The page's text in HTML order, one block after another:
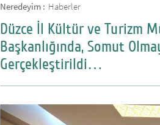
Neredeyim : Haberler
Düzce İl Kültür ve Turizm
Başkanlığında, Somut
Gerçekleştirildi…